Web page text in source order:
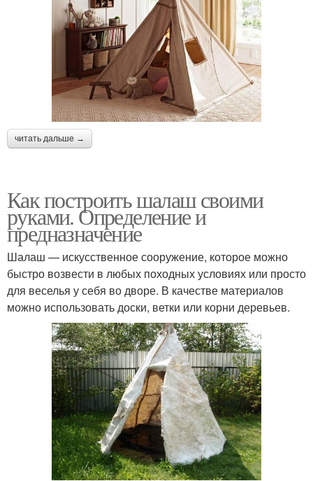
читать дальше →
Как построить шалаш своими
руками. Определение и
предназначение
Шалаш — искусственное сооружение, которое можно
быстро возвести в любых походных условиях или просто
для веселья у себя во дворе. В качестве материалов
можно использовать доски, ветки или корни деревьев.